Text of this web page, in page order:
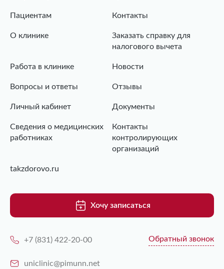
Пациентам Контакты
О клинике
Заказать справку для
налогового вычета
Работа в клинике Новости
Вопросы и ответы Отзывы
Личный кабинет Документы
Сведения о медицинских
работниках
Контакты
контролирующих
организаций
takzdorovo.ru
Хочу записаться
+7 (831) 422-20-00 Обратный звонок
uniclinic@pimunn.net